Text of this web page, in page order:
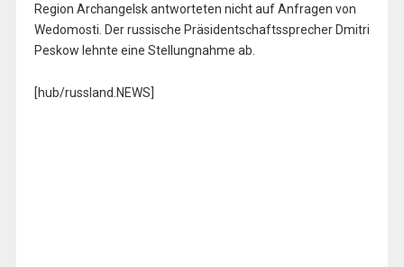
Region Archangelsk antworteten nicht auf Anfragen von
Wedomosti. Der russische Präsidentschaftssprecher Dmitri
Peskow lehnte eine Stellungnahme ab.
[hub/russland.NEWS]